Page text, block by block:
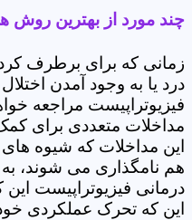
چند مورد از بهترین روش
زمانی که برای برطرف
درد یا به وجود آمدن
فیزیوتراپیست مراجعه
مداخلات متعددی برای
این مداخلات که شیوه
هم نامگذاری می شوند،
درمانی فیزیوتراپیست
این که تحرک عملکردی